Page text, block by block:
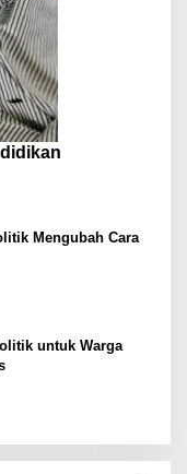
Mengubah Cara
untuk Warga